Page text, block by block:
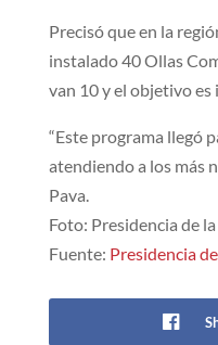
Precisó que en la
instalado 40 Ollas
van 10 y el objetivo es
“Este programa llegó
atendiendo a los más
Pava.
Foto: Presidencia de
Fuente: Presidencia